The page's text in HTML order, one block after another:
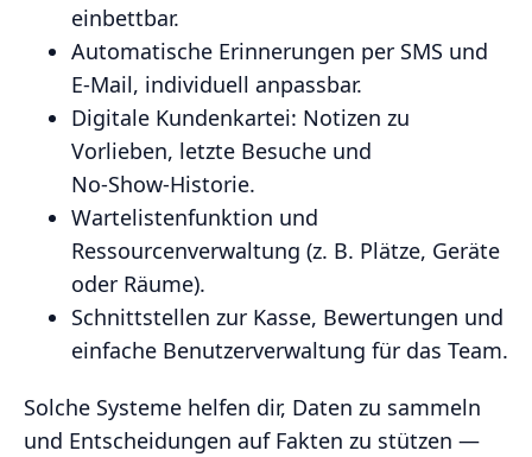
einbettbar.
Automatische Erinnerungen per SMS und
E‑Mail, individuell anpassbar.
Digitale Kundenkartei: Notizen zu
Vorlieben, letzte Besuche und
No‑Show‑Historie.
Wartelistenfunktion und
Ressourcenverwaltung (z. B. Plätze, Geräte
oder Räume).
Schnittstellen zur Kasse, Bewertungen und
einfache Benutzerverwaltung für das Team.
Solche Systeme helfen dir, Daten zu sammeln
und Entscheidungen auf Fakten zu stützen —